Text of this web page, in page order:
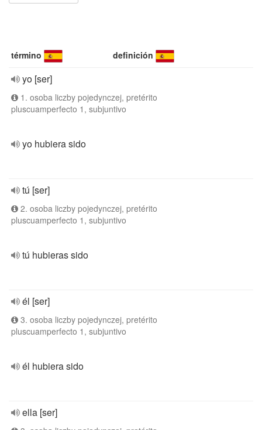
término definición
yo [ser]
1. osoba liczby pojedynczej, pretérito
pluscuamperfecto 1, subjuntivo
yo hubiera sido
tú [ser]
2. osoba liczby pojedynczej, pretérito
pluscuamperfecto 1, subjuntivo
tú hubieras sido
él [ser]
3. osoba liczby pojedynczej, pretérito
pluscuamperfecto 1, subjuntivo
él hubiera sido
ella [ser]